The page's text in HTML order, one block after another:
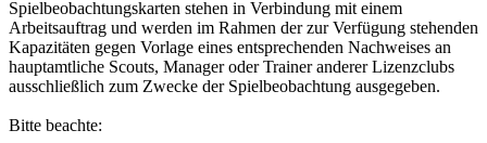
Spielbeobachtungskarten stehen in Verbindung mit einem
Arbeitsauftrag und werden im Rahmen der zur Verfügung stehenden
Kapazitäten gegen Vorlage eines entsprechenden Nachweises an
hauptamtliche Scouts, Manager oder Trainer anderer Lizenzclubs
ausschließlich zum Zwecke der Spielbeobachtung ausgegeben.
Bitte beachte: